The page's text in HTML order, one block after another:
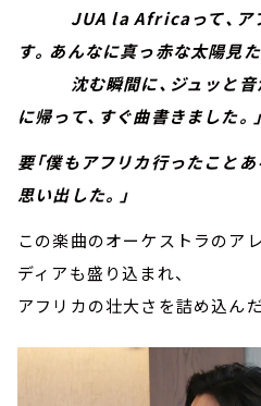
JUA la Africaって、アフ
す。あんなに真っ赤な太陽見
沈む瞬間に、ジュッと音
に帰って、すぐ曲書きました。」
要「僕もアフリカ行ったこと
思い出した。」
この楽曲のオーケストラのア
ディアも盛り込まれ、
アフリカの壮大さを詰め込ん